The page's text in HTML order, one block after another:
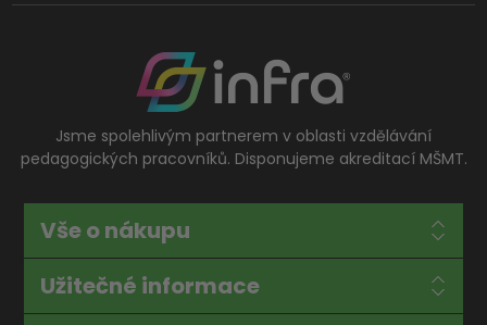
Jsme spolehlivým partnerem v oblasti vzdělávání
pedagogických pracovníků. Disponujeme akreditací MŠMT.
Vše o nákupu
Užitečné informace